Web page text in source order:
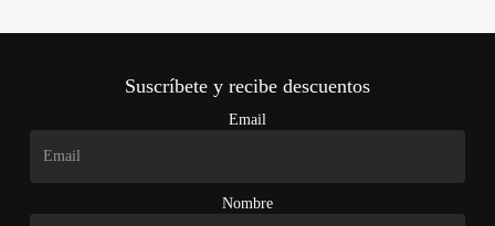
Suscríbete y recibe descuentos
Email
Nombre